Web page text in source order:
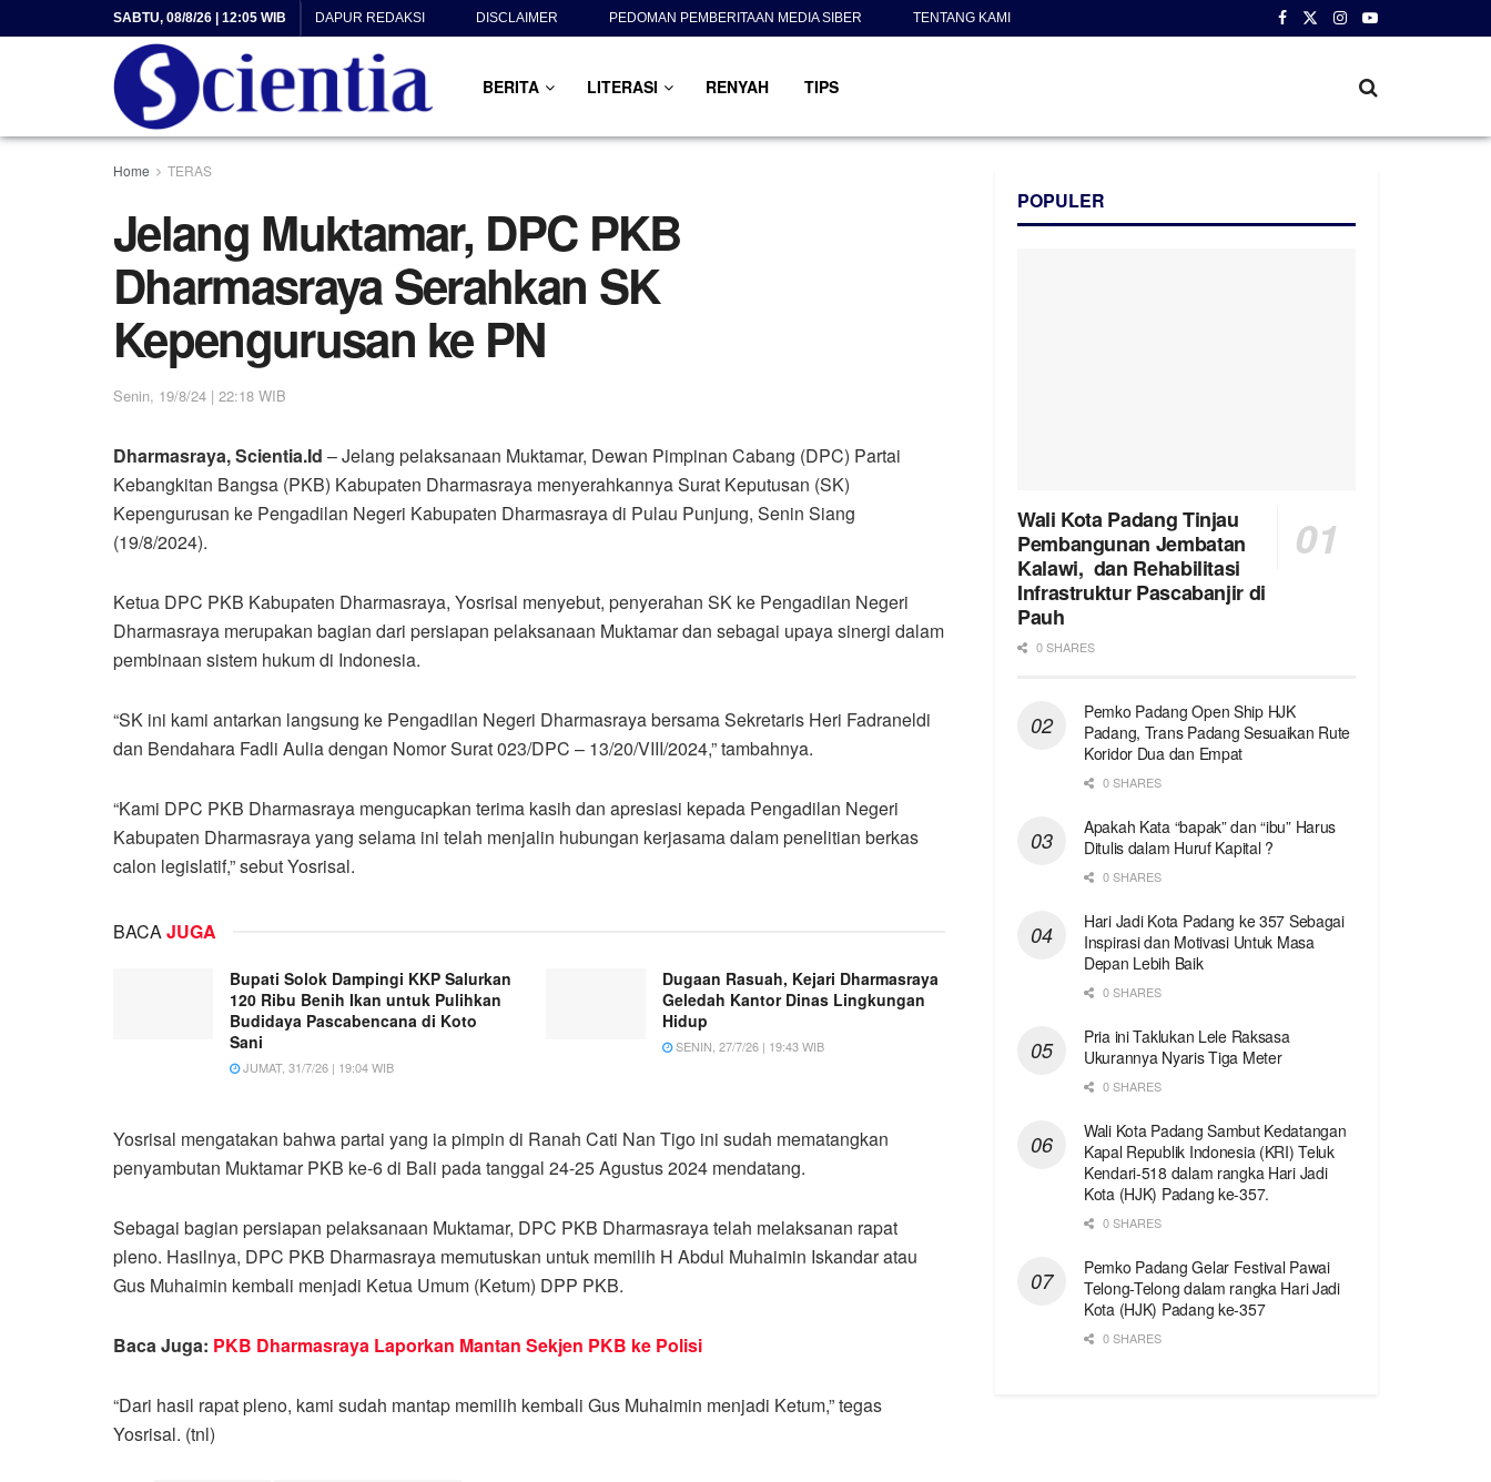
SABTU, 08/8/26 | 12:05 WIB DAPUR REDAKSI DISCLAIMER PEDOMAN PEMBERITAAN MEDIA SIBER TENTANG KAMI
BERITA LITERASI RENYAH TIPS
Home TERAS
Jelang Muktamar, DPC PKB
Dharmasraya Serahkan SK
Kepengurusan ke PN
Senin, 19/8/24 | 22:18 WIB
Dharmasraya, Scientia.Id – Jelang pelaksanaan Muktamar, Dewan Pimpinan Cabang (DPC) Partai
Kebangkitan Bangsa (PKB) Kabupaten Dharmasraya menyerahkannya Surat Keputusan (SK)
Kepengurusan ke Pengadilan Negeri Kabupaten Dharmasraya di Pulau Punjung, Senin Siang
(19/8/2024).
Ketua DPC PKB Kabupaten Dharmasraya, Yosrisal menyebut, penyerahan SK ke Pengadilan Negeri
Dharmasraya merupakan bagian dari persiapan pelaksanaan Muktamar dan sebagai upaya sinergi dalam
pembinaan sistem hukum di Indonesia.
“SK ini kami antarkan langsung ke Pengadilan Negeri Dharmasraya bersama Sekretaris Heri Fadraneldi
dan Bendahara Fadli Aulia dengan Nomor Surat 023/DPC – 13/20/VIII/2024,” tambahnya.
“Kami DPC PKB Dharmasraya mengucapkan terima kasih dan apresiasi kepada Pengadilan Negeri
Kabupaten Dharmasraya yang selama ini telah menjalin hubungan kerjasama dalam penelitian berkas
calon legislatif,” sebut Yosrisal.
BACAJUGA
Bupati Solok Dampingi KKP Salurkan
120 Ribu Benih Ikan untuk Pulihkan
Budidaya Pascabencana di Koto
Sani
JUMAT, 31/7/26 | 19:04 WIB
Dugaan Rasuah, Kejari Dharmasraya
Geledah Kantor Dinas Lingkungan
Hidup
SENIN, 27/7/26 | 19:43 WIB
Yosrisal mengatakan bahwa partai yang ia pimpin di Ranah Cati Nan Tigo ini sudah mematangkan
penyambutan Muktamar PKB ke-6 di Bali pada tanggal 24-25 Agustus 2024 mendatang.
Sebagai bagian persiapan pelaksanaan Muktamar, DPC PKB Dharmasraya telah melaksanan rapat
pleno. Hasilnya, DPC PKB Dharmasraya memutuskan untuk memilih H Abdul Muhaimin Iskandar atau
Gus Muhaimin kembali menjadi Ketua Umum (Ketum) DPP PKB.
Baca Juga: PKB Dharmasraya Laporkan Mantan Sekjen PKB ke Polisi
“Dari hasil rapat pleno, kami sudah mantap memilih kembali Gus Muhaimin menjadi Ketum,” tegas
Yosrisal. (tnl)
POPULER
Wali Kota Padang Tinjau
Pembangunan Jembatan
Kalawi, dan Rehabilitasi
Infrastruktur Pascabanjir di
Pauh
0 SHARES
Pemko Padang Open Ship HJK
Padang, Trans Padang Sesuaikan Rute
Koridor Dua dan Empat
0 SHARES
Apakah Kata “bapak” dan “ibu” Harus
Ditulis dalam Huruf Kapital ?
0 SHARES
Hari Jadi Kota Padang ke 357 Sebagai
Inspirasi dan Motivasi Untuk Masa
Depan Lebih Baik
0 SHARES
Pria ini Taklukan Lele Raksasa
Ukurannya Nyaris Tiga Meter
0 SHARES
Wali Kota Padang Sambut Kedatangan
Kapal Republik Indonesia (KRI) Teluk
Kendari-518 dalam rangka Hari Jadi
Kota (HJK) Padang ke-357.
0 SHARES
Pemko Padang Gelar Festival Pawai
Telong-Telong dalam rangka Hari Jadi
Kota (HJK) Padang ke-357
0 SHARES